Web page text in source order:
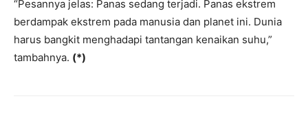
“Pesannya jelas: Panas sedang terjadi. Panas ekstrem
berdampak ekstrem pada manusia dan planet ini. Dunia
harus bangkit menghadapi tantangan kenaikan suhu,”
tambahnya. (*)